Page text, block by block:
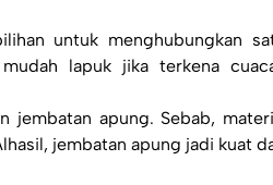
untuk menghubungkan
lapuk jika terkena
jembatan apung. Sebab,
jembatan apung jadi kuat